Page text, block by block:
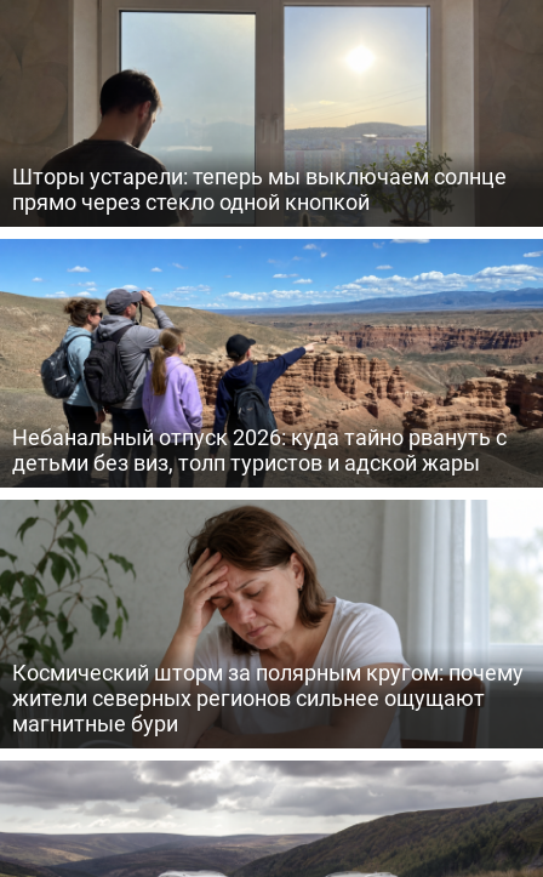
Шторы устарели: теперь мы выключаем солнце
прямо через стекло одной кнопкой
Небанальный отпуск 2026: куда тайно рвануть с
детьми без виз, толп туристов и адской жары
Космический шторм за полярным кругом: почему
жители северных регионов сильнее ощущают
магнитные бури